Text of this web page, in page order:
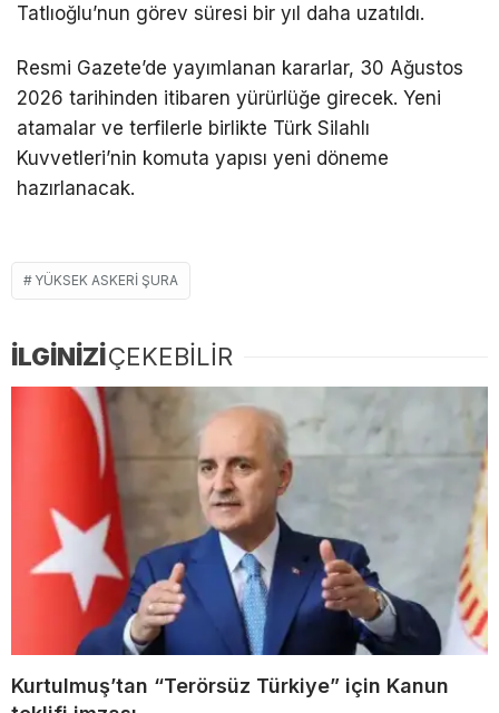
Tatlıoğlu’nun görev süresi bir yıl daha uzatıldı.
Resmi Gazete’de yayımlanan kararlar, 30 Ağustos
2026 tarihinden itibaren yürürlüğe girecek. Yeni
atamalar ve terfilerle birlikte Türk Silahlı
Kuvvetleri’nin komuta yapısı yeni döneme
hazırlanacak.
YÜKSEK ASKERI ŞURA
İLGİNİZİÇEKEBİLİR
Kurtulmuş’tan “Terörsüz Türkiye” için Kanun